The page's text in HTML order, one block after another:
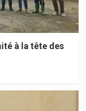
à la tête des